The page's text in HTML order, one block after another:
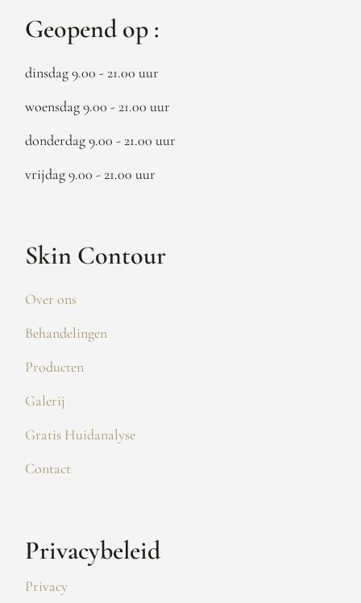
Geopend op :
dinsdag 9.00 - 21.00 uur
woensdag 9.00 - 21.00 uur
donderdag 9.00 - 21.00 uur
vrijdag 9.00 - 21.00 uur
Skin Contour
Over ons
Behandelingen
Producten
Galerij
Gratis Huidanalyse
Contact
Privacybeleid
Privacy